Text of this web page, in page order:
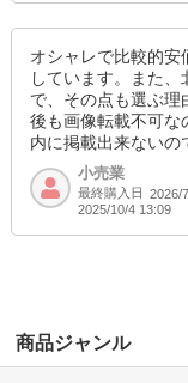
オシャレで比較的
しています。また
で、その点も選ぶ理
後も画像転載不可な
内に掲載出来ないの
小売業
最終購入日 2026/
2025/10/4 13:09
商品ジャンル